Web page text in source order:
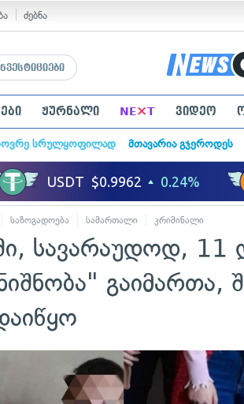
ძებნა
ჟურნალი NE×T ვიდეო
სრულყოფილად მთავარია გჯეროდეს
საზოგადოება სამართალი კრიმინალი
სავარაუდოდ, 11
გაიმართა,